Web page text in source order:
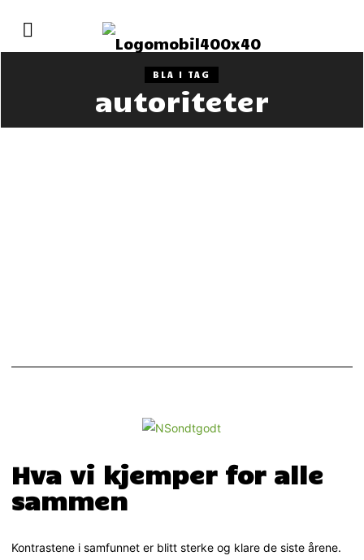
BLA I TAG
autoriteter
Hva vi kjemper for alle
sammen
Kontrastene i samfunnet er blitt sterke og klare de siste årene.